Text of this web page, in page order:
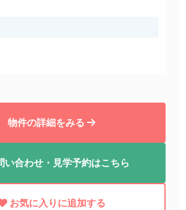
物件の詳細をみる
い合わせ・見学予約はこちら
お気に入りに追加する